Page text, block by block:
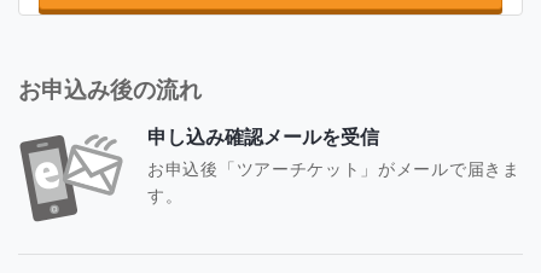
お申込み後の流れ
申し込み確認メールを受信
お申込後「ツアーチケット」がメールで届きま
す。